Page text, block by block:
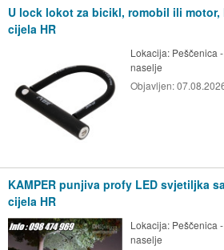
U lock lokot za bicikl, romobil ili motor,
cijela HR
Lokacija: Peščenica
naselje
Objavljen:
KAMPER punjiva profy LED svjetiljka
cijela HR
Lokacija: Peščenica
naselje